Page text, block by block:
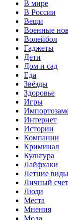
В мире
В России
Вещи
Военные
Волейбол
Гаджеты
Дети
Дом и сад
Еда
Звёзды
Здоровье
Игры
Интернет
Истории
Компании
Криминал
Культура
Лайфхаки
Летние
Личный счет
Люди
Места
Мнения
Мода